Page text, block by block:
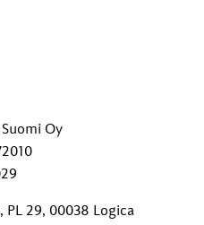
Oy
PL 29, 00038 Logica